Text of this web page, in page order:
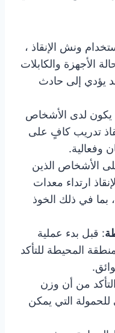
ونش الإنقاذ ،
الأجهزة والكابلات
يؤدي إلى حادث
لدى الأشخاص
تدريب كافٍ على
وفعالية.
الأشخاص الذين
ارتداء معدات
بما في ذلك الخوذ
: قبل بدء عملية
المحيطة للتأكد
من أن وزن
التي يمكن